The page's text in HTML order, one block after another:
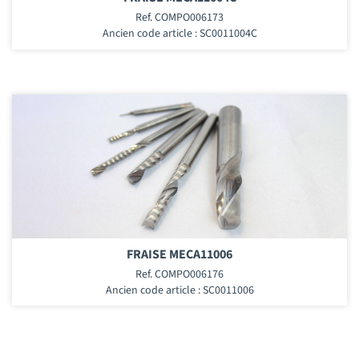
Ref. COMPO006173
Ancien code article : SC0011004C
FRAISE MECA11006
Ref. COMPO006176
Ancien code article : SC0011006